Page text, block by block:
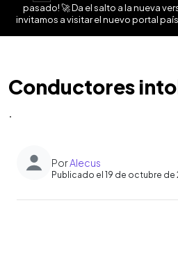
pasado! 🚀 Da el salto a la nueva
invitamos a visitar el nuevo portal
Conductores
.
PorAlecus
Publicado el 19 de octubre de